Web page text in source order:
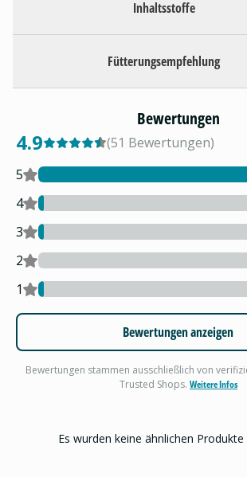
Inhaltsstoffe
Fütterungsempfehlung
Bewertungen
4.9 (51 Bewertungen)
5
4
3
2
1
Bewertungen anzeigen
Bewertungen stammen ausschließlich von
Trusted Shops. Weitere Infos
Es wurden keine ähnlichen